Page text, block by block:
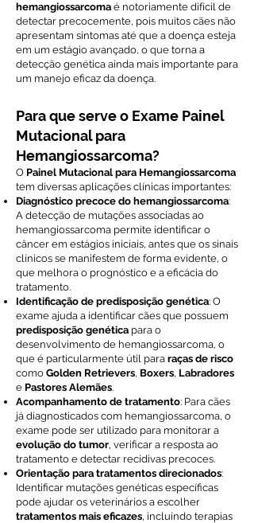
hemangiossarcoma é notoriamente difícil de
detectar precocemente, pois muitos cães não
apresentam sintomas até que a doença esteja
em um estágio avançado, o que torna a
detecção genética ainda mais importante para
um manejo eficaz da doença.
Para que serve o Exame Painel
Mutacional para
Hemangiossarcoma?
O Painel Mutacional para Hemangiossarcoma
tem diversas aplicações clínicas importantes:
Diagnóstico precoce do hemangiossarcoma:
A detecção de mutações associadas ao
hemangiossarcoma permite identificar o
câncer em estágios iniciais, antes que os sinais
clínicos se manifestem de forma evidente, o
que melhora o prognóstico e a eficácia do
tratamento.
Identificação de predisposição genética: O
exame ajuda a identificar cães que possuem
predisposição genética para o
desenvolvimento de hemangiossarcoma, o
que é particularmente útil para raças de risco
como Golden Retrievers, Boxers, Labradores
e Pastores Alemães.
Acompanhamento de tratamento: Para cães
já diagnosticados com hemangiossarcoma, o
exame pode ser utilizado para monitorar a
evolução do tumor, verificar a resposta ao
tratamento e detectar recidivas precoces.
Orientação para tratamentos direcionados:
Identificar mutações genéticas específicas
pode ajudar os veterinários a escolher
tratamentos mais eficazes, incluindo terapias